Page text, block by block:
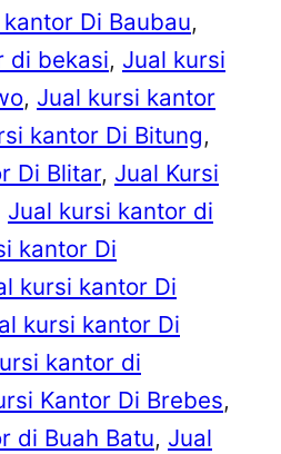
Di Baubau
di bekasi, Jual kursi
, Jual kursi kantor
kantor Di Bitung
Di Blitar, Jual Kursi
Jual kursi kantor di
kantor Di
kursi kantor Di
kursi kantor Di
kantor di
Kantor Di Brebes
di Buah Batu, Jual